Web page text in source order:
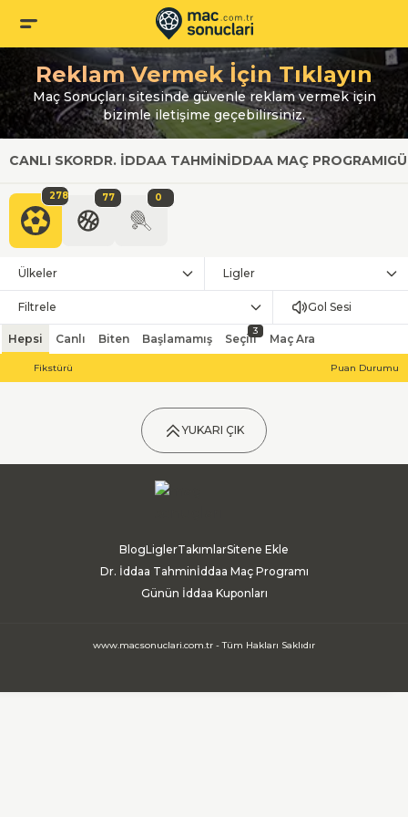
Reklam Vermek İçin Tıklayın
Maç Sonuçları sitesinde güvenle reklam vermek için
bizimle iletişime geçebilirsiniz.
CANLI SKORDR. İDDAA TAHMINİDDAA MAÇ PROGRAMI
278 77 0
Ülkeler Ligler
Filtrele Gol Sesi
Hepsi Canlı Biten Başlamamış Seçili
3
Maç Ara
Fikstürü Puan Durumu
YUKARI ÇIK
BlogLiglerTakımlarSitene Ekle
Dr. İddaa Tahminİddaa Maç Programı
Günün İddaa Kuponları
www.macsonuclari.com.tr - Tüm Hakları Saklıdır